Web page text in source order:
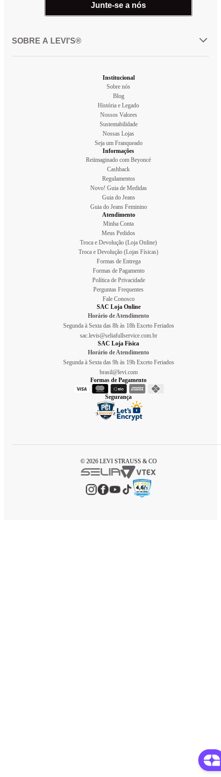
Junte-se a nós
SOBRE A LEVI'S®
Institucional
Sobre nós
Blog
História e Legado
Nossos Valores
Sustentabilidade
Nossas Lojas
Seja um Franqueado
Informações
Reiimaginado com Beyoncé
Cashback
Regulamentos
Novo! Guia de Medidas
Guia do Jeans
Guia do Jeans Feminino
Atendimento
Minha Conta
Meus Pedidos
Troca e Devolução (Loja Online)
Troca e Devolução (Lojas Físicas)
Formas de Entrega
Formas de Pagamento
Política de Privacidade
Perguntas Frequentes
Fale Conosco
SAC Loja Online
Horário de Atendimento
Segunda à Sexta das 8h às 18h Exceto Feriados
sac.levis@seliafullservice.com.br
SAC Loja Física
Horário de Atendimento
Segunda à Sexta das 9h às 19h Exceto Feriados
brasil@levi.com
Formas de Pagamento
Segurança
© 2026 LEVI STRAUSS & CO